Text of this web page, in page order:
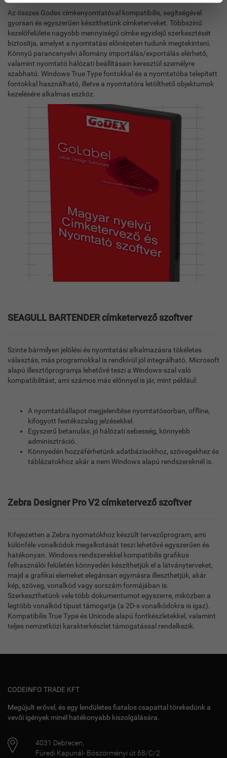
Az összes Godex címkenyomtatóval kompatibilis, segítségével
gyorsan és egyszerűen készíthetünk címketerveket. Többszínű
kezelőfelülete nagyobb mennyiségű címke egyidejű szerkesztését
biztosítja, amelyet a nyomtatási előnézeten tudunk megtekinteni.
Könnyű parancsnyelvi állomány importálás/exportálás elérhető,
valamint nyomtató hálózati beállításain keresztül személyre
szabható. Windows True Type fontokkal és a nyomtatóba telepített
fontokkal használható, illetve a nyomtatóra letölthető objektumok
kezelésére alkalmas eszköz.
SEAGULL BARTENDER címketervező szoftver
Szinte bármilyen jelölési és nyomtatási alkalmazásra tökéletes
választás, más programokkal is rendkívül jól integrálható. Microsoft
alapú illesztőprogramja lehetővé teszi a Windows-szal való
kompatibilitást, ami számos más előnnyel is jár, mint például:
A nyomtatóállapot megjelenítése nyomtatósorban, offline,
kifogyott festékszalag jelzésekkel.
Egyszerű betanulás, jó hálózati sebesség, könnyebb
adminisztráció.
Könnyedén hozzáférhetünk adatbázisokhoz, szövegekhez és
táblázatokhoz akár a nem Windows alapú rendszereknél is.
Zebra Designer Pro V2 címketervező szoftver
Kifejezetten a Zebra nyomatókhoz készült tervezőprogram, ami
különféle vonalkódok megalkotását teszi lehetővé egyszerűen és
hatékonyan. Windows rendszerekkel kompatibilis grafikus
felhasználói felületén könnyedén készíthetjük el a látványterveket,
majd a grafikai elemeket elegánsan egymásra illeszthetjük, akár
kép, szöveg, vonalkód vagy sorszám formájában is.
Szerkeszthetünk vele több dokumentumot egyszerre, miközben a
legtöbb vonalkód típust támogatja (a 2D-s vonalkódokra is igaz).
Kompatibilis True Type és Unicode alapú fontkészletekkel, valamint
teljes nemzetközi karakterkészlet támogatással rendelkezik.
CODEINFO TRADE KFT
Megújult erővel, és egy lendületes fiatalos csapattal törekedünk a
vevői igények minél hatékonyabb kiszolgálására.
4031 Debrecen,
Füredi Kapunál- Böszörményi út 68/C/2